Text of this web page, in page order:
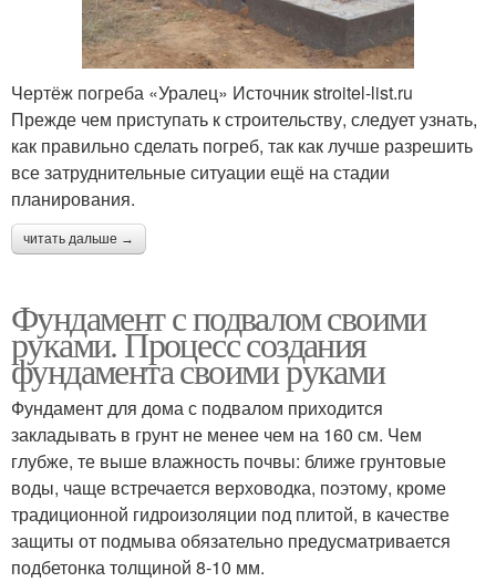
Чертёж погреба «Уралец» Источник stroitel-list.ru
Прежде чем приступать к строительству, следует узнать,
как правильно сделать погреб, так как лучше разрешить
все затруднительные ситуации ещё на стадии
планирования.
читать дальше →
Фундамент с подвалом своими
руками. Процесс создания
фундамента своими руками
Фундамент для дома с подвалом приходится
закладывать в грунт не менее чем на 160 см. Чем
глубже, те выше влажность почвы: ближе грунтовые
воды, чаще встречается верховодка, поэтому, кроме
традиционной гидроизоляции под плитой, в качестве
защиты от подмыва обязательно предусматривается
подбетонка толщиной 8-10 мм.